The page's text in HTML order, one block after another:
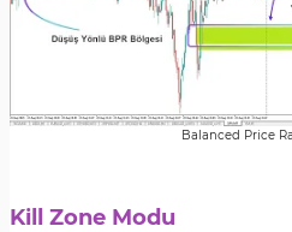
Balanced Price
Kill Zone Modu